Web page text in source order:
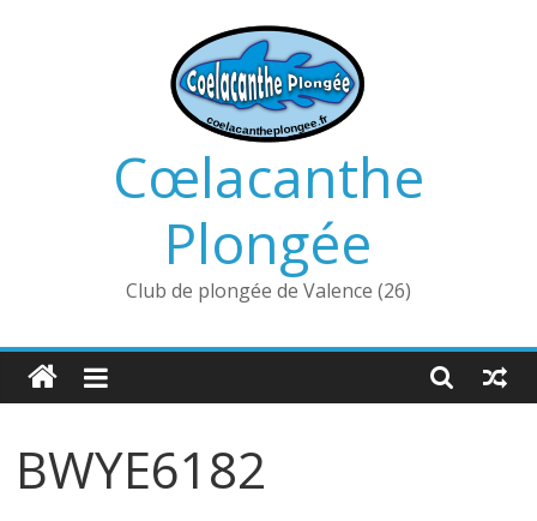
Cœlacanthe
Plongée
Club de plongée de Valence (26)
BWYE6182